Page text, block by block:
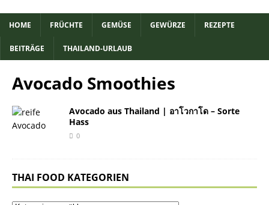
HOME FRÜCHTE GEMÜSE GEWÜRZE REZEPTE
BEITRÄGE THAILAND-URLAUB
Avocado Smoothies
Avocado aus Thailand | อาโวกาโด – Sorte
Hass
0
THAI FOOD KATEGORIEN